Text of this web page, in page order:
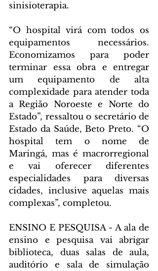
sinisioterapia.
“O hospital virá com todos os
equipamentos necessários.
Economizamos para poder
terminar essa obra e entregar
um equipamento de alta
complexidade para atender toda
a Região Noroeste e Norte do
Estado”, ressaltou o secretário de
Estado da Saúde, Beto Preto. “O
hospital tem o nome de
Maringá, mas é macrorregional
e vai oferecer diferentes
especialidades para diversas
cidades, inclusive aquelas mais
complexas”, completou.
ENSINO E PESQUISA - A ala de
ensino e pesquisa vai abrigar
biblioteca, duas salas de aula,
auditório e sala de simulação